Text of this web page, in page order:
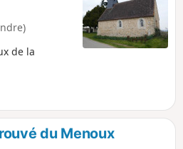
de la
du Menoux